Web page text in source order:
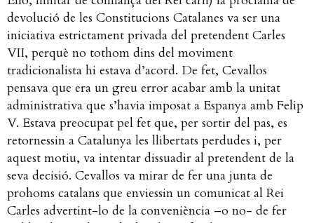
devolució de les Constitucions Catalanes va ser una
iniciativa estrictament privada del pretendent Carles
VII, perquè no tothom dins del moviment
tradicionalista hi estava d’acord. De fet, Cevallos
pensava que era un greu error acabar amb la unitat
administrativa que s’havia imposat a Espanya amb Felip
V. Estava preocupat pel fet que, per sortir del pas, es
retornessin a Catalunya les llibertats perdudes i, per
aquest motiu, va intentar dissuadir al pretendent de la
seva decisió. Cevallos va mirar de fer una junta de
prohoms catalans que enviessin un comunicat al Rei
Carles advertint-lo de la conveniència –o no- de fer